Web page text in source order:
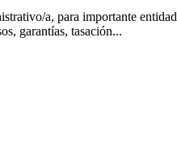
a, para importante
garantías, tasación...